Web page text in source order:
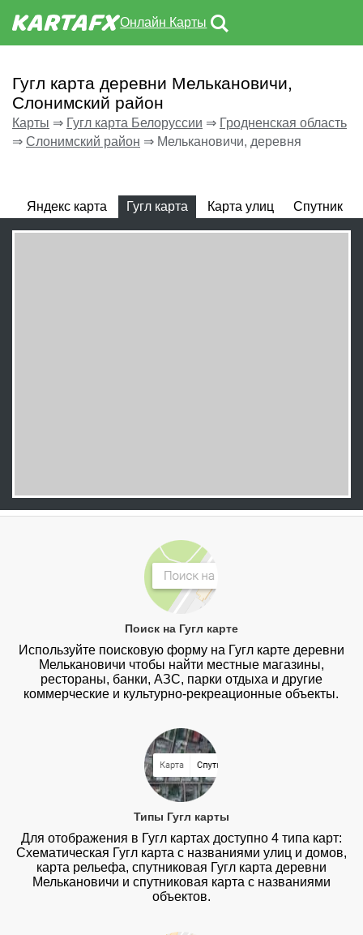
Онлайн Карты
Гугл карта деревни Мелькановичи,
Слонимский район
Карты ⇒ Гугл карта Белоруссии ⇒ Гродненская область
⇒ Слонимский район ⇒ Мелькановичи, деревня
Яндекс карта Гугл карта Карта улиц Спутник
Поиск на Гугл карте
Используйте поисковую форму на Гугл карте деревни
Мелькановичи чтобы найти местные магазины,
рестораны, банки, АЗС, парки отдыха и другие
коммерческие и культурно-рекреационные объекты.
Типы Гугл карты
Для отображения в Гугл картах доступно 4 типа карт:
Схематическая Гугл карта с названиями улиц и домов,
карта рельефа, спутниковая Гугл карта деревни
Мелькановичи и спутниковая карта с названиями
объектов.